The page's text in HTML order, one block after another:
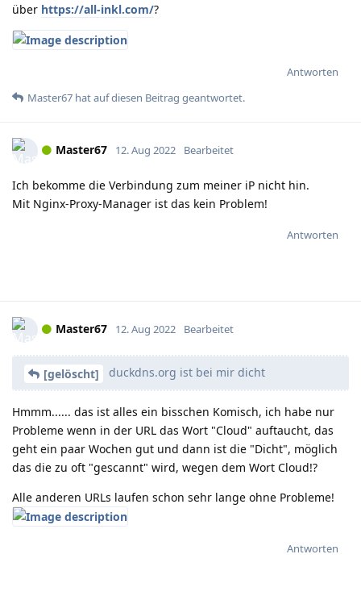
über https://all-inkl.com/?
Antworten
Master67 hatauf diesen Beitrag geantwortet.
Master67 12. Aug 2022 Bearbeitet
Ich bekomme die Verbindung zum meiner iP nicht hin.
Mit Nginx-Proxy-Manager ist das kein Problem!
Antworten
Master67 12. Aug 2022 Bearbeitet
[gelöscht] duckdns.org ist bei mir dicht
Hmmm...... das ist alles ein bisschen Komisch, ich habe nur
Probleme wenn in der URL das Wort "Cloud" auftaucht, das
geht ein paar Wochen gut und dann ist die "Dicht", möglich
das die zu oft "gescannt" wird, wegen dem Wort Cloud!?
Alle anderen URLs laufen schon sehr lange ohne Probleme!
Antworten